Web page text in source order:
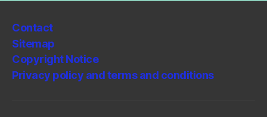
Contact
Sitemap
Copyright Notice
Privacy policy and terms and conditions